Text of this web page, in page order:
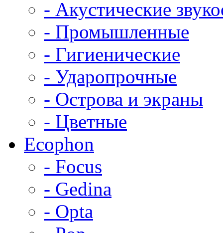
- Акустические
- Промышленные
- Гигиенические
- Ударопрочные
- Острова и экраны
- Цветные
Ecophon
- Focus
- Gedina
- Opta